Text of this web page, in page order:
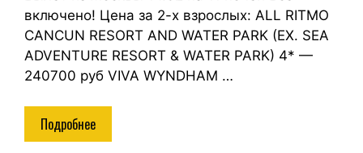
включено! Цена за 2-х взрослых: ALL RITMO
CANCUN RESORT AND WATER PARK (EX. SEA
ADVENTURE RESORT & WATER PARK) 4* —
240700 руб VIVA WYNDHAM …
Подробнее